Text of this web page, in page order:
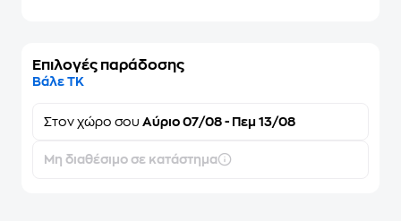
Επιλογές παράδοσης
Βάλε ΤΚ
Στον χώρο σου Αύριο 07/08 - Πεμ 13/08
Μη διαθέσιμο σε κατάστημα